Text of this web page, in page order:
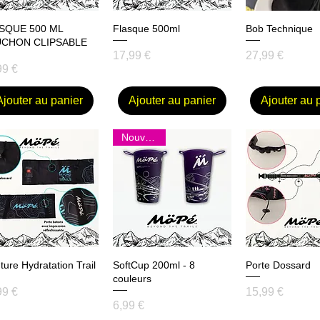
Aperçu rapide
500 ML
CLIPSABLE
€
au panier
Aperçu rapide
Flasque 500ml
Prix
17,99 €
Ajouter au panier
Aperçu
Bob Technique
Prix
27,99 €
Ajouter au
Aperçu rapide
Hydratation Trail
€
Aperçu rapide
Nouveauté
SoftCup 200ml - 8
couleurs
Prix
6,99 €
Aperçu
Porte Dossard
Prix
15,99 €